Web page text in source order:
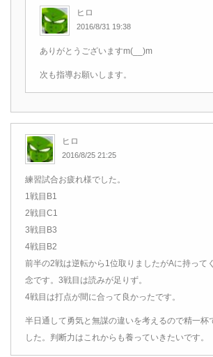
ヒロ
2016/8/31 19:38
ありがとうございますm(__)m
次も指導お願いします。
ヒロ
2016/8/25 21:25
練習試合お疲れ様でした。
1戦目B1
2戦目C1
3戦目B3
4戦目B2
前半の2戦は逆転から1位取りましたがAに持って
念です。3戦目は読みが足りず。
4戦目は打点が間に合って良かったです。
半日通して勇気と無謀の違いを考えるので精一杯
した。判断力はこれからも養っていきたいです。